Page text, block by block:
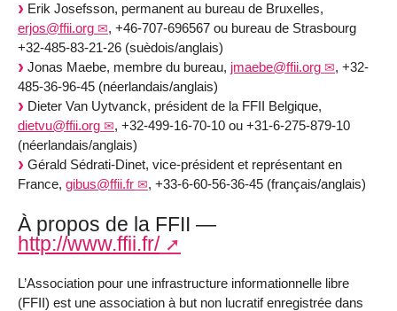
Erik Josefsson, permanent au bureau de Bruxelles,
erjos@ffii.org
, +46-707-696567 ou bureau de Strasbourg
+32-485-83-21-26 (suèdois/anglais)
Jonas Maebe, membre du bureau, jmaebe@ffii.org
, +32-
485-36-96-45 (néerlandais/anglais)
Dieter Van Uytvanck, président de la FFII Belgique,
dietvu@ffii.org
, +32-499-16-70-10 ou +31-6-275-879-10
(néerlandais/anglais)
Gérald Sédrati-Dinet, vice-président et représentant en
France, gibus@ffii.fr , +33-6-60-56-36-45 (français/anglais)
À propos de la FFII —
http://www.ffii.fr/
L’Association pour une infrastructure informationnelle libre
(FFII) est une association à but non lucratif enregistrée dans